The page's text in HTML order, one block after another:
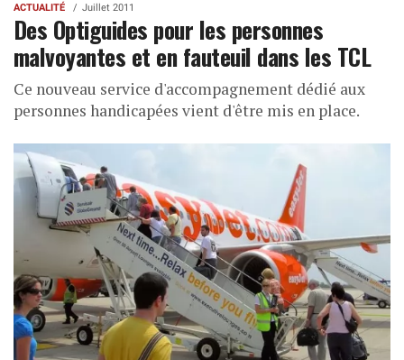
ACTUALITÉ Juillet 2011
Des Optiguides pour les personnes
malvoyantes et en fauteuil dans les TCL
Ce nouveau service d'accompagnement dédié aux
personnes handicapées vient d'être mis en place.